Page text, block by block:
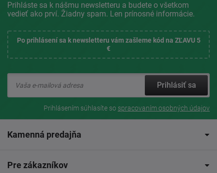
Prihláste sa k nášmu newsletteru a budete o všetkom
vedieť ako prví. Žiadny spam. Len prínosné informácie.
Po prihlásení sa k newsletteru vám zašleme kód na ZĽAVU 5
€
Prihlásiť sa
Prihlásením súhlasíte so spracovaním osobných údajov
Kamenná predajňa
Pre zákazníkov